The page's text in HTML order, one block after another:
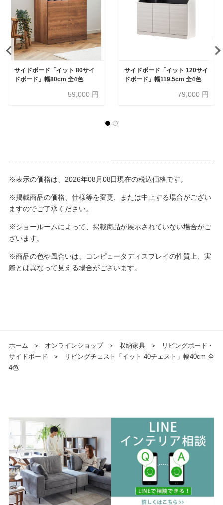
サイドボード「イット 80サイ
ドボード」幅80cm 全4色
59,000 円
サイドボード「イット 120サイ
ドボード」幅119.5cm 全4色
79,000 円
※表示の価格は、2026年08月08日現在の税込価格です。
※掲載商品の価格、仕様等を変更、または中止する場合がござい
ますのでご了承ください。
※ショールームによって、掲載商品が展示されていない場合がご
ざいます。
※商品の色や風合いは、コンピュータディスプレイの性質上、実
際とは異なって見える場合がございます。
ホーム ＞ オンラインショップ ＞ 収納家具 ＞
リビングボード・
サイドボード
＞
リビングチェスト「イット 40チェスト」幅40cm 全
4色